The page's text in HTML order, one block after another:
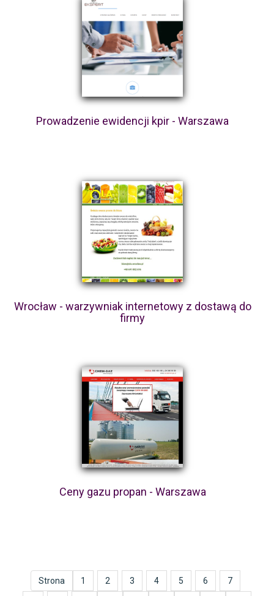
Prowadzenie ewidencji kpir - Warszawa
Wrocław - warzywniak internetowy z dostawą do
firmy
Ceny gazu propan - Warszawa
Strona 1 2 3 4 5 6 7